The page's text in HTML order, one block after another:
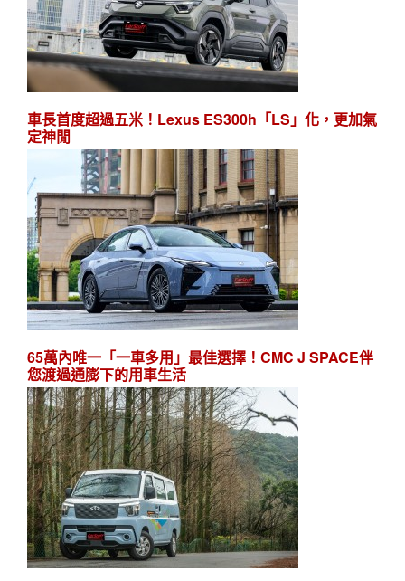
車長首度超過五米！Lexus ES300h「LS」化，更加氣
定神閒
65萬內唯一「一車多用」最佳選擇！CMC J SPACE伴
您渡過通膨下的用車生活